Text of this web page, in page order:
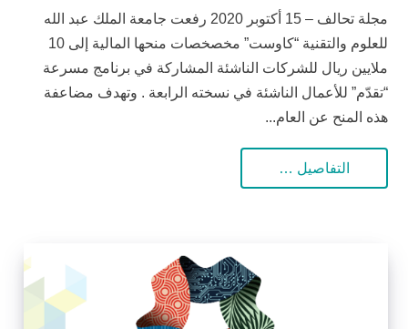
مجلة تحالف – 15 أكتوبر 2020 رفعت جامعة الملك عبد الله
للعلوم والتقنية “كاوست” مخصخصات منحها المالية إلى 10
ملايين ريال للشركات الناشئة المشاركة في برنامج مسرعة
“تقدّم” للأعمال الناشئة في نسخته الرابعة . وتهدف مضاعفة
هذه المنح عن العام...
التفاصيل …